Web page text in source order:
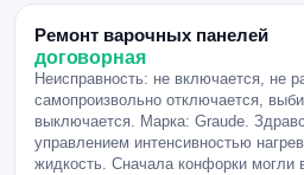
Ремонт варочных панелей
договорная
Неисправность: не включается, не
самопроизвольно отключается,
выключается. Марка: Graude.
управлением интенсивностью
жидкость. Сначала конфорки могли